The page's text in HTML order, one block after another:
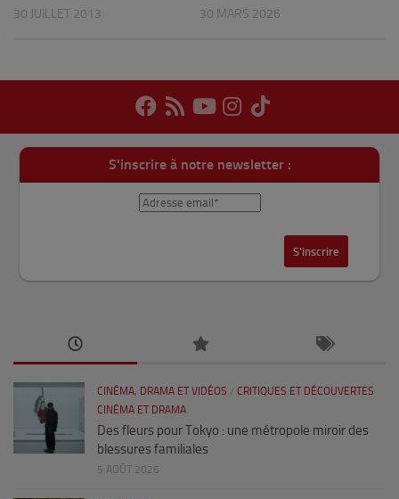
30 JUILLET 2013 30 MARS 2026
S'inscrire à notre newsletter :
CINÉMA, DRAMA ET VIDÉOS / CRITIQUES ET DÉCOUVERTES
CINÉMA ET DRAMA
Des fleurs pour Tokyo : une métropole miroir des
blessures familiales
5 AOÛT 2026